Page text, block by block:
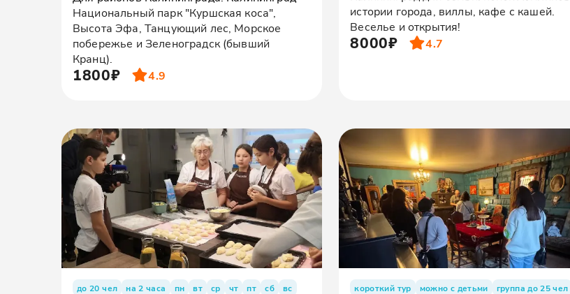
Национальный парк "Куршская коса",
Высота Эфа, Танцующий лес, Морское
побережье и Зеленоградск (бывший
Кранц).
1800₽ 4.9
истории города, виллы, кафе с кашей.
Веселье и открытия!
8000₽ 4.7
до 20 чел на 2 часа пн вт ср чт пт сб вс короткий тур можно с детьми
группа до 25 чел